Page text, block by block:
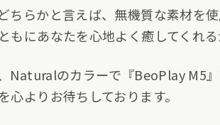
ちらかと言えば、無機質な素材を
もにあなたを心地よく癒してくれる
Naturalのカラーで『BeoPlay M5』
心よりお待ちしております。